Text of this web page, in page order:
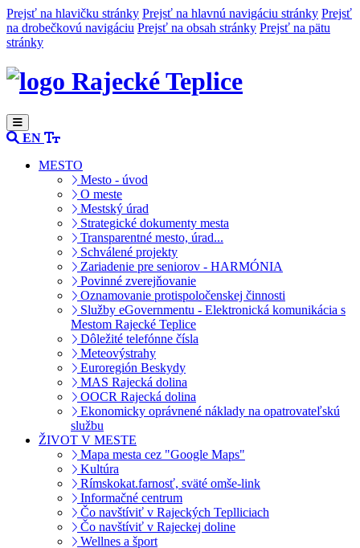
Prejsť na hlavičku stránky Prejsť na hlavnú navigáciu stránky Prejsť
na drobečkovú navigáciu Prejsť na obsah stránky Prejsť na pätu
stránky
Rajecké Teplice
EN
MESTO
Mesto - úvod
O meste
Mestský úrad
Strategické dokumenty mesta
Transparentné mesto, úrad...
Schválené projekty
Zariadenie pre seniorov - HARMÓNIA
Povinné zverejňovanie
Oznamovanie protispoločenskej činnosti
Služby eGovernmentu - Elektronická komunikácia s
Mestom Rajecké Teplice
Dôležité telefónne čísla
Meteovýstrahy
Euroregión Beskydy
MAS Rajecká dolina
OOCR Rajecká dolina
Ekonomicky oprávnené náklady na opatrovateľskú
službu
ŽIVOT V MESTE
Mapa mesta cez "Google Maps"
Kultúra
Rímskokat.farnosť, sväté omše-link
Informačné centrum
Čo navštíviť v Rajeckých Teplliciach
Čo navštíviť v Rajeckej doline
Wellnes a šport